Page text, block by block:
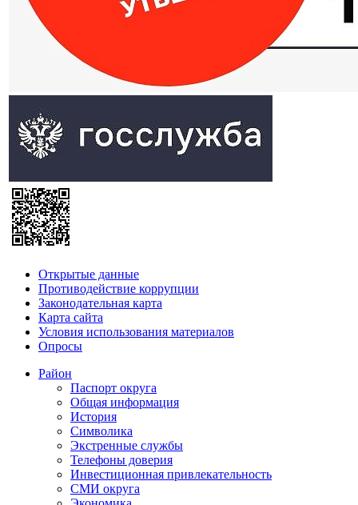
Открытые данные
Противодействие коррупции
Законодательная карта
Карта сайта
Условия использования материалов
Опросы
Район
Паспорт округа
Общая информация
История
Символика
Экстренные службы
Телефоны доверия
Инвестиционная привлекательность
СМИ округа